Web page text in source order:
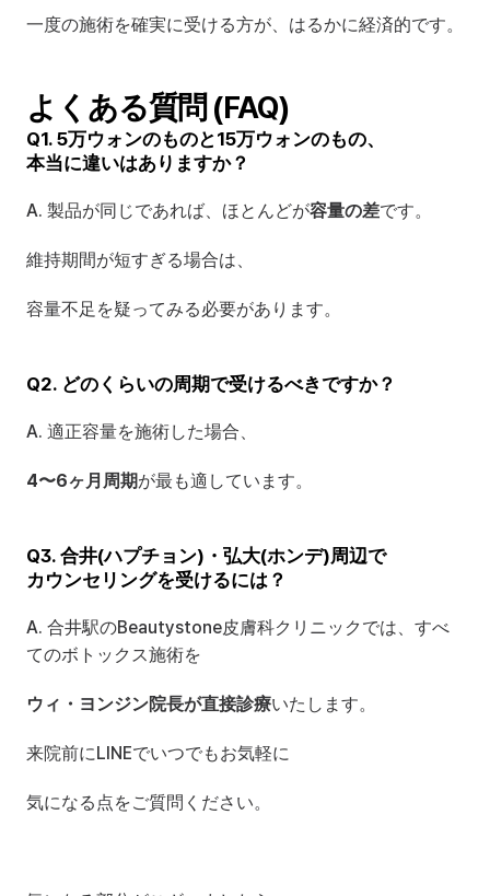
一度の施術を確実に受ける方が、はるかに経済的です。
よくある質問 (FAQ)
Q1. 5万ウォンのものと15万ウォンのもの、
本当に違いはありますか？
A. 製品が同じであれば、ほとんどが容量の差です。
維持期間が短すぎる場合は、
容量不足を疑ってみる必要があります。
Q2. どのくらいの周期で受けるべきですか？
A. 適正容量を施術した場合、
4〜6ヶ月周期が最も適しています。
Q3. 合井(ハプチョン)・弘大(ホンデ)周辺で
カウンセリングを受けるには？
A. 合井駅のBeautystone皮膚科クリニックでは、すべ
てのボトックス施術を
ウィ・ヨンジン院長が直接診療いたします。
来院前にLINEでいつでもお気軽に
気になる点をご質問ください。